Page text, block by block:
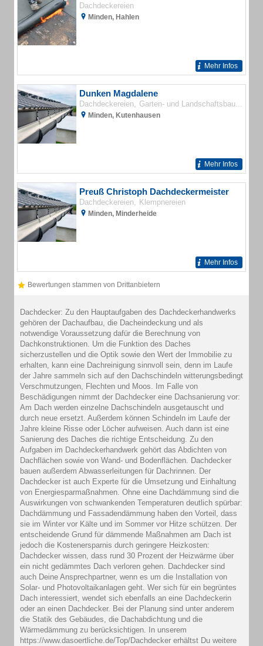
Dachdeckereien
Minden, Hahlen
Mehr Infos
Dunken Magdalene
Dachdeckereien Garten- und Landschaftsbau
Minden, Kutenhausen
Mehr Infos
Preuß Christoph Dachdeckermeister
Dachdeckereien Klempnereien
Minden, Minderheide
Mehr Infos
Bewertungen stammen von Drittanbietern
Dachdecker: Zu den Hauptaufgaben des Dachdeckerhandwerks
gehören der Dachaufbau, die Dacheindeckung und als
notwendige Voraussetzung dafür die Berechnung von
Dachkonstruktionen. Um die Funktion des Daches
sicherzustellen und die Optik sowie den Wert der Immobilie zu
erhalten, kann eine Dachreinigung sinnvoll sein, denn im Laufe
der Jahre sammeln sich auf den Dachschindeln witterungsbedingt
Verschmutzungen, Flechten und Moos. Im Falle von
Beschädigungen nimmt der Dachdecker eine Dachsanierung vor:
Am Dach werden einzelne Dachschindeln ausgetauscht und
durch neue ersetzt. Außerdem können Schindeln im Laufe der
Jahre kleine Risse oder Löcher aufweisen. Auch dann ist eine
Sanierung des Daches die richtige Entscheidung. Zu den
Aufgaben im Dachdeckerhandwerk gehört das Abdichten von
Dachflächen sowie von Wand- und Bodenflächen. Dachdecker
bauen außerdem Abwasserleitungen für Dachrinnen. Der
Dachdecker ist auch Experte für die Umsetzung und Einhaltung
von Energiesparmaßnahmen. Ohne eine Dachdämmung sind die
Auswirkungen von schwankenden Temperaturen deutlich spürbar:
Dachdämmung und Fassadendämmung haben den Vorteil, dass
sie im Winter vor Kälte und im Sommer vor Hitze schützen. Der
entscheidende Grund für dämmende Maßnahmen am Dach ist
jedoch die Kostenersparnis durch geringere Heizkosten:
Dachdecker wissen, dass rund 30 Prozent der Heizwärme über
ein nicht gedämmtes Dach verloren gehen. Dachdecker sind
auch Deine Ansprechpartner, wenn es um die Installation von
Solar- und Photovoltaikanlagen geht. Wer sich für ein begrüntes
Dach interessiert, wendet sich ebenfalls an eine Dachdeckerin
oder an einen Dachdecker. Bei der Planung sind unter anderem
die Statik des Gebäudes, die Dachabdichtung und die
Wärmedämmung zu berücksichtigen. In unserem
https://www.dasoertliche.de/Top/Dachdecker erhältst Du weitere